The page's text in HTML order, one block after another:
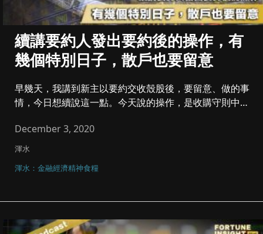
續講要約人發出要約後的操作，有
幾個特別日子，散戶也要留意
早幾天，我講到新主以要約交收殼股後，要留意、做的事
情，今日想續說這一點。今天說的操作，是收購守則中第
December 3, 2020
渾水
渾水：金融經濟精神食糧